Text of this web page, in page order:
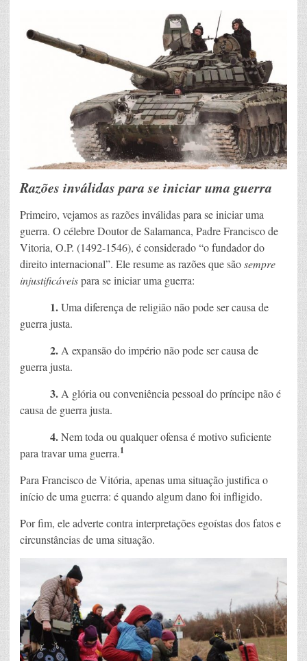
Razões inválidas para se iniciar uma guerra
Primeiro, vejamos as razões inválidas para se iniciar uma
guerra. O célebre Doutor de Salamanca, Padre Francisco de
Vitoria, O.P. (1492-1546), é considerado “o fundador do
direito internacional”. Ele resume as razões que sãosempre
injustificáveispara se iniciar uma guerra:
1.Uma diferença de religião não pode ser causa de
guerra justa.
2.A expansão do império não pode ser causa de
guerra justa.
3.A glória ou conveniência pessoal do príncipe não é
causa de guerra justa.
4.Nem toda ou qualquer ofensa é motivo suficiente
para travar uma guerra.1
Para Francisco de Vitória, apenas uma situação justifica o
início de uma guerra: é quando algum dano foi infligido.
Por fim, ele adverte contra interpretações egoístas dos fatos e
circunstâncias de uma situação.